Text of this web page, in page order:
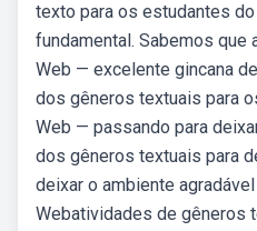
texto para os estudantes do
fundamental. Sabemos que
Web — excelente gincana
dos gêneros textuais para
Web — passando para
dos gêneros textuais para
deixar o ambiente
Webatividades de gêneros